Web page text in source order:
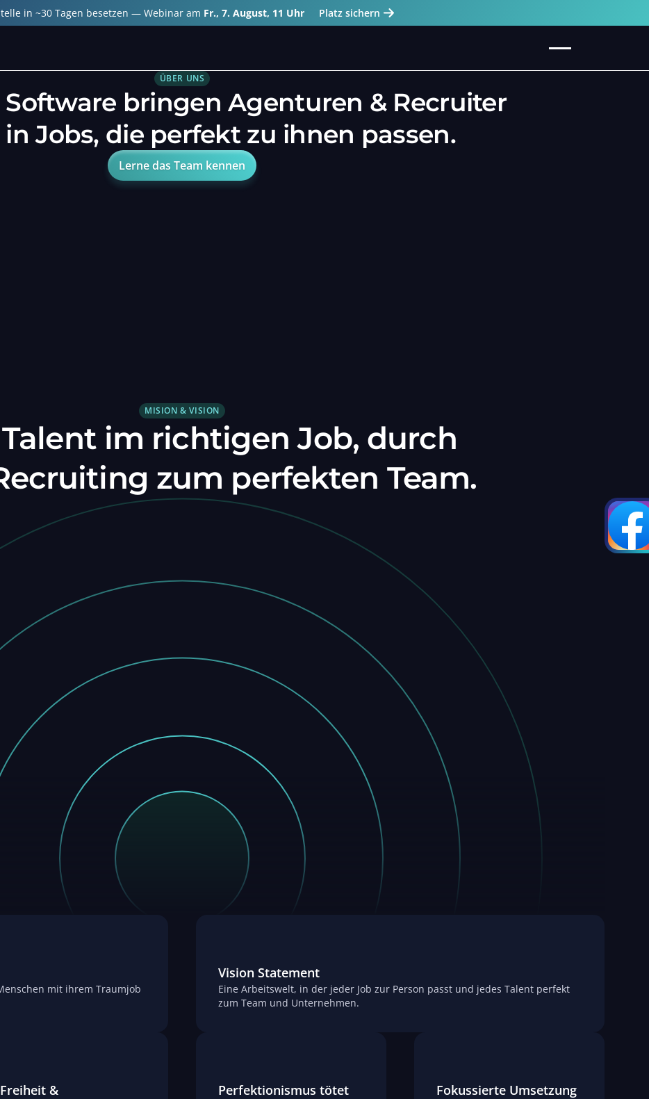
in ~30 Tagen besetzen — Webinar am Fr., 7. August, 11 Uhr Platz sichern
ÜBER UNS
bringen Agenturen & Recruiter
in Jobs, die perfekt zu ihnen passen.
Lerne das Team kennen
Lerne das Team kennen
MISION & VISION
im richtigen Job, durch
zum perfekten Team.
mit ihrem Traumjob
Vision Statement
Eine Arbeitswelt, in der jeder Job zur Person passt und jedes Talent perfekt
zum Team und Unternehmen.
Freiheit &
Perfektionismus tötet
Fokussierte Umsetzung